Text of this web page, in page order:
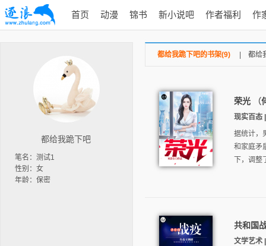
首页 动漫 锦书 新小说吧 作者福利 作
都给我跪下吧
笔名：测试1
性别：女
年龄：保密
都给我跪下吧的书架(9) 都给
荣光 （
现实百态
据统计，
和家庭矛
下，调
共和国
文学艺术